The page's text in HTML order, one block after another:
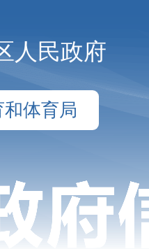
人民政府
体育局